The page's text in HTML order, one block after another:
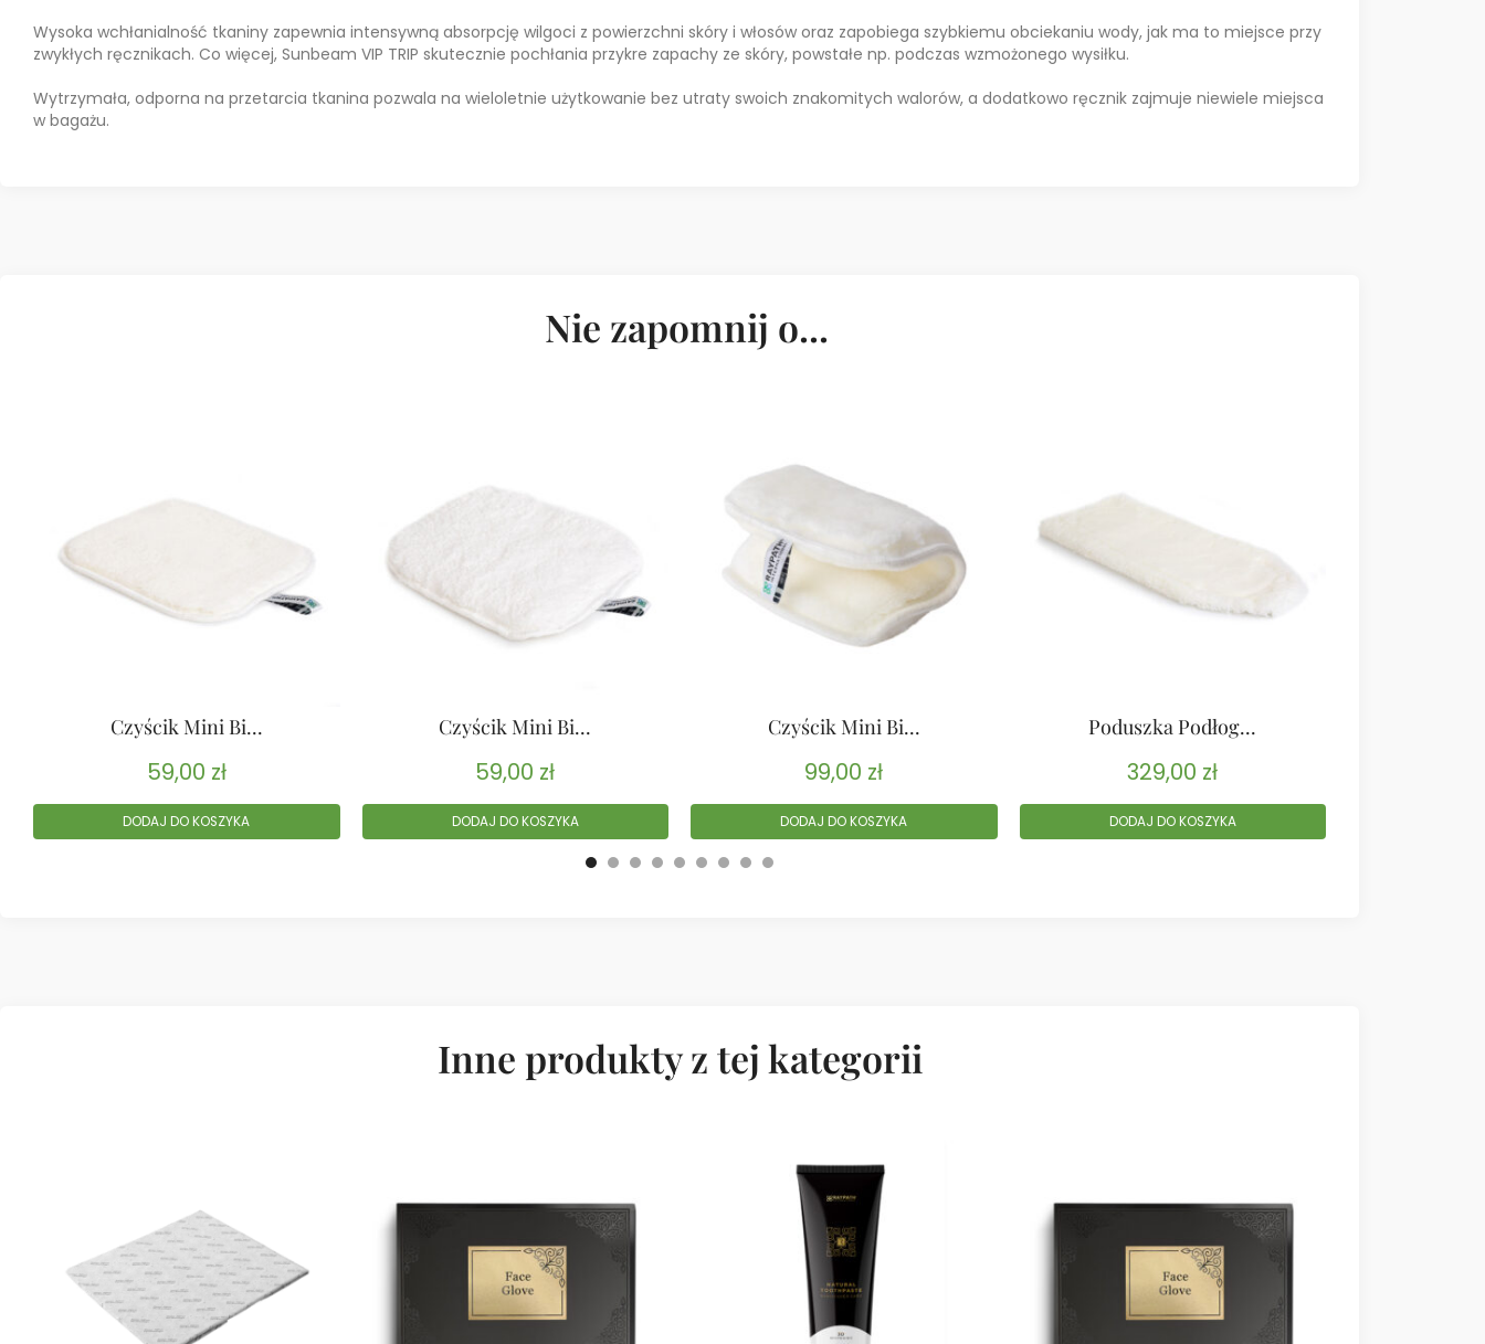
Wysoka wchłanialność tkaniny zapewnia intensywną absorpcję wilgoci z powierzchni skóry i włosów oraz zapobiega szybkiemu obciekaniu wody, jak ma to miejsce przy
zwykłych ręcznikach. Co więcej, Sunbeam VIP TRIP skutecznie pochłania przykre zapachy ze skóry, powstałe np. podczas wzmożonego wysiłku.
Wytrzymała, odporna na przetarcia tkanina pozwala na wieloletnie użytkowanie bez utraty swoich znakomitych walorów, a dodatkowo ręcznik zajmuje niewiele miejsca
w bagażu.
Nie zapomnij o...
Czyścik Mini Bi...
59,00 zł
DODAJ DO KOSZYKA
Czyścik Mini Bi...
59,00 zł
DODAJ DO KOSZYKA
Czyścik Mini Bi...
99,00 zł
DODAJ DO KOSZYKA
Poduszka Podłog...
329,00 zł
DODAJ DO KOSZYKA
Inne produkty z tej kategorii